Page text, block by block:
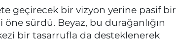
geçirecek bir vizyon yerine pasif bir
sürdü. Beyaz, bu durağanlığın
bir tasarrufla da desteklenerek